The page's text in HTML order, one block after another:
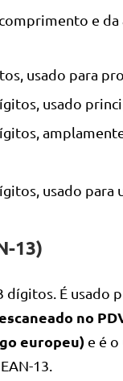
e da
usado para
usado
usado
13)
dígitos. É
no
europeu) e é
13.